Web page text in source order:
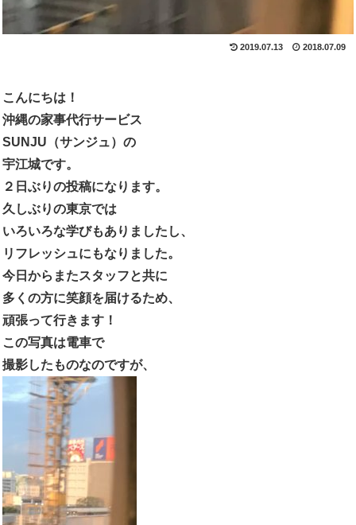
2019.07.13 2018.07.09
こんにちは！
沖縄の家事代行サービス
SUNJU（サンジュ）の
宇江城です。
２日ぶりの投稿になります。
久しぶりの東京では
いろいろな学びもありましたし、
リフレッシュにもなりました。
今日からまたスタッフと共に
多くの方に笑顔を届けるため、
頑張って行きます！
この写真は電車で
撮影したものなのですが、